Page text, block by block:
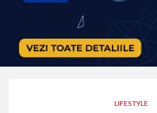
LIFESTYLE